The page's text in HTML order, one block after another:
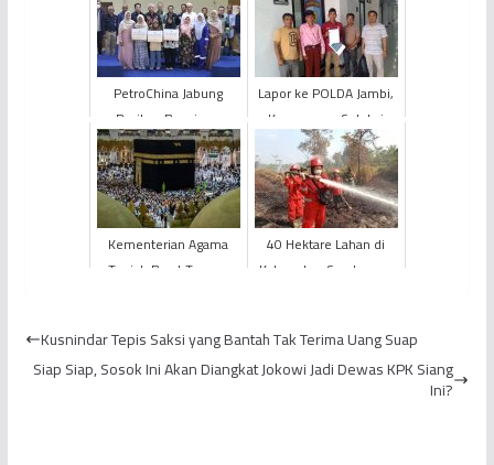
PetroChina Jabung
Berikan Beasiswa
Pendidikan Untuk
Keluarga Korban
Kecelakaan Kerja
Lapor ke POLDA Jambi,
Kecurangan Seleksi
PPPK Kerinci Terungkap
Kementerian Agama
Tanjab Barat Tunggu
40 Hektare Lahan di
Kabupaten Sarolangun
Kusnindar Tepis Saksi yang Bantah Tak Terima Uang Suap
Siap Siap, Sosok Ini Akan Diangkat Jokowi Jadi Dewas KPK Siang
Ini?